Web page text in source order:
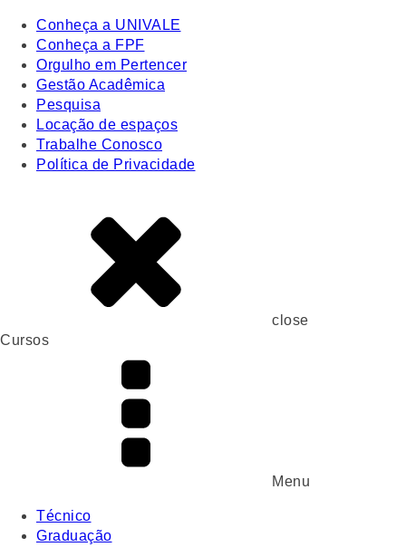
Conheça a UNIVALE
Conheça a FPF
Orgulho em Pertencer
Gestão Acadêmica
Pesquisa
Locação de espaços
Trabalhe Conosco
Política de Privacidade
close
Cursos
Menu
Técnico
Graduação